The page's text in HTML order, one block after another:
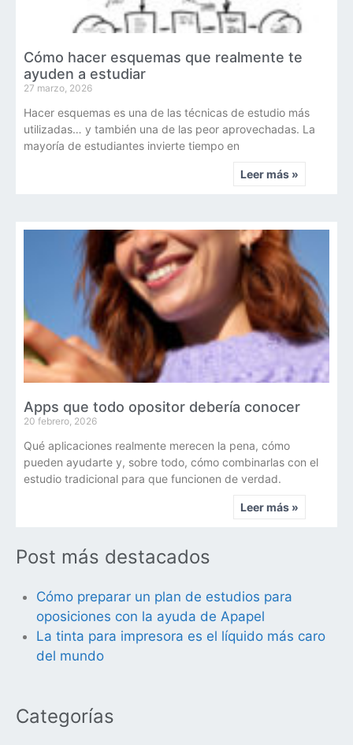
Cómo hacer esquemas que realmente te
ayuden a estudiar
27 marzo, 2026
Hacer esquemas es una de las técnicas de estudio más
utilizadas… y también una de las peor aprovechadas. La
mayoría de estudiantes invierte tiempo en
Leer más »
Apps que todo opositor debería conocer
20 febrero, 2026
Qué aplicaciones realmente merecen la pena, cómo
pueden ayudarte y, sobre todo, cómo combinarlas con el
estudio tradicional para que funcionen de verdad.
Leer más »
Post más destacados
Cómo preparar un plan de estudios para
oposiciones con la ayuda de Apapel
La tinta para impresora es el líquido más caro
del mundo
Categorías